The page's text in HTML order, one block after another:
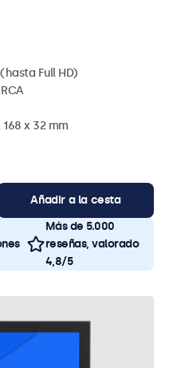
Full HD)
x 32 mm
Añadir a la cesta
Más de 5.000
reseñas, valorado
4,8/5